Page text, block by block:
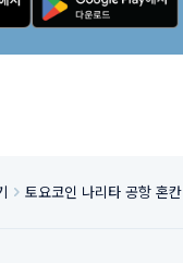
토요코인 나리타 공항 혼칸